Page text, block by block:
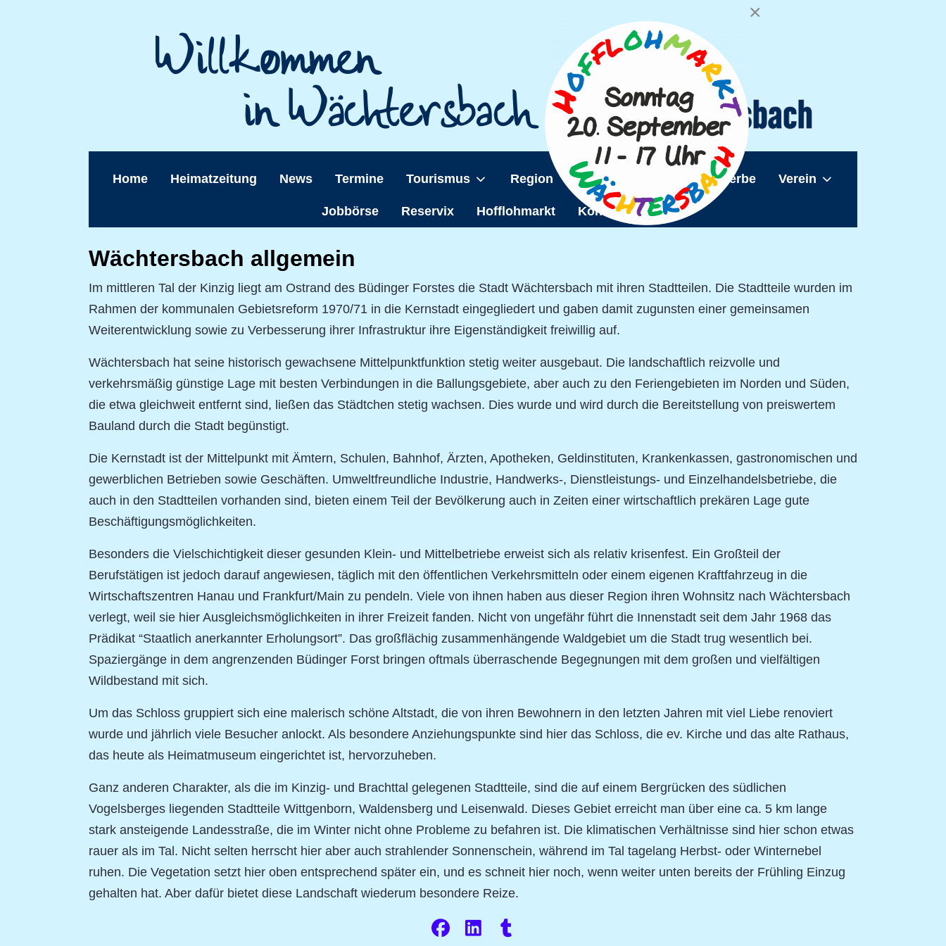
Home Heimatzeitung News Termine Tourismus Region Wächtersbach Gewerbe Verein
Jobbörse Reservix Hofflohmarkt Kontakt
Wächtersbach allgemein
Im mittleren Tal der Kinzig liegt am Ostrand des Büdinger Forstes die Stadt Wächtersbach mit ihren Stadtteilen. Die Stadtteile wurden im
Rahmen der kommunalen Gebietsreform 1970/71 in die Kernstadt eingegliedert und gaben damit zugunsten einer gemeinsamen
Weiterentwicklung sowie zu Verbesserung ihrer Infrastruktur ihre Eigenständigkeit freiwillig auf.
Wächtersbach hat seine historisch gewachsene Mittelpunktfunktion stetig weiter ausgebaut. Die landschaftlich reizvolle und
verkehrsmäßig günstige Lage mit besten Verbindungen in die Ballungsgebiete, aber auch zu den Feriengebieten im Norden und Süden,
die etwa gleichweit entfernt sind, ließen das Städtchen stetig wachsen. Dies wurde und wird durch die Bereitstellung von preiswertem
Bauland durch die Stadt begünstigt.
Die Kernstadt ist der Mittelpunkt mit Ämtern, Schulen, Bahnhof, Ärzten, Apotheken, Geldinstituten, Krankenkassen, gastronomischen und
gewerblichen Betrieben sowie Geschäften. Umweltfreundliche Industrie, Handwerks-, Dienstleistungs- und Einzelhandelsbetriebe, die
auch in den Stadtteilen vorhanden sind, bieten einem Teil der Bevölkerung auch in Zeiten einer wirtschaftlich prekären Lage gute
Beschäftigungsmöglichkeiten.
Besonders die Vielschichtigkeit dieser gesunden Klein- und Mittelbetriebe erweist sich als relativ krisenfest. Ein Großteil der
Berufstätigen ist jedoch darauf angewiesen, täglich mit den öffentlichen Verkehrsmitteln oder einem eigenen Kraftfahrzeug in die
Wirtschaftszentren Hanau und Frankfurt/Main zu pendeln. Viele von ihnen haben aus dieser Region ihren Wohnsitz nach Wächtersbach
verlegt, weil sie hier Ausgleichsmöglichkeiten in ihrer Freizeit fanden. Nicht von ungefähr führt die Innenstadt seit dem Jahr 1968 das
Prädikat “Staatlich anerkannter Erholungsort”. Das großflächig zusammenhängende Waldgebiet um die Stadt trug wesentlich bei.
Spaziergänge in dem angrenzenden Büdinger Forst bringen oftmals überraschende Begegnungen mit dem großen und vielfältigen
Wildbestand mit sich.
Um das Schloss gruppiert sich eine malerisch schöne Altstadt, die von ihren Bewohnern in den letzten Jahren mit viel Liebe renoviert
wurde und jährlich viele Besucher anlockt. Als besondere Anziehungspunkte sind hier das Schloss, die ev. Kirche und das alte Rathaus,
das heute als Heimatmuseum eingerichtet ist, hervorzuheben.
Ganz anderen Charakter, als die im Kinzig- und Brachttal gelegenen Stadtteile, sind die auf einem Bergrücken des südlichen
Vogelsberges liegenden Stadtteile Wittgenborn, Waldensberg und Leisenwald. Dieses Gebiet erreicht man über eine ca. 5 km lange
stark ansteigende Landesstraße, die im Winter nicht ohne Probleme zu befahren ist. Die klimatischen Verhältnisse sind hier schon etwas
rauer als im Tal. Nicht selten herrscht hier aber auch strahlender Sonnenschein, während im Tal tagelang Herbst- oder Winternebel
ruhen. Die Vegetation setzt hier oben entsprechend später ein, und es schneit hier noch, wenn weiter unten bereits der Frühling Einzug
gehalten hat. Aber dafür bietet diese Landschaft wiederum besondere Reize.
×